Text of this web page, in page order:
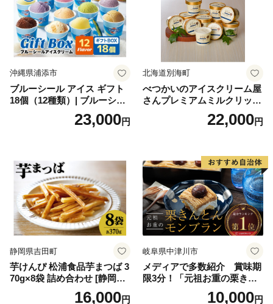
沖縄県浦添市
ブルーシール アイス ギフト
18個（12種類）| ブルーシー
ルアイス ブルーシールアイ
スクリーム 着日指定可能 送
誕生日 カップ 詰め合わせ バ
ラエティ | バニラ チョコレー
ト ストロベリー ピスタチオ
バニラ＆クッキー ウベ 沖縄
紅イモ 塩ちんすこう 沖縄シ
ークヮーサー 沖縄黒糖 琉球
ロイヤルミルクティ 沖縄パ
イン
23,000円
北海道別海町
べつかいのアイスクリーム屋
さんプレミアムミルクリッチ
12個（AP-01）（ 北海道アイ
ス 北海道産アイス アイス ア
道産アイス 道産アイスクリ
ーム ギフト 詰合せ 詰め合わ
せ ふるさと納税 ）
22,000円
静岡県吉田町
芋けんぴ 松浦食品芋まつば 3
70g×8袋 詰め合わせ [静岡伊
勢丹(松浦食品) 静岡県 吉田町
22424274] 芋ケンピ セット
16,000円
岐阜県中津川市
メディアで多数紹介 賞味期
限3分！「元祖お重の栗きん
とんモンブラン」 【未来の
ご褒美】スイーツ 栗 モンブ
10,000円